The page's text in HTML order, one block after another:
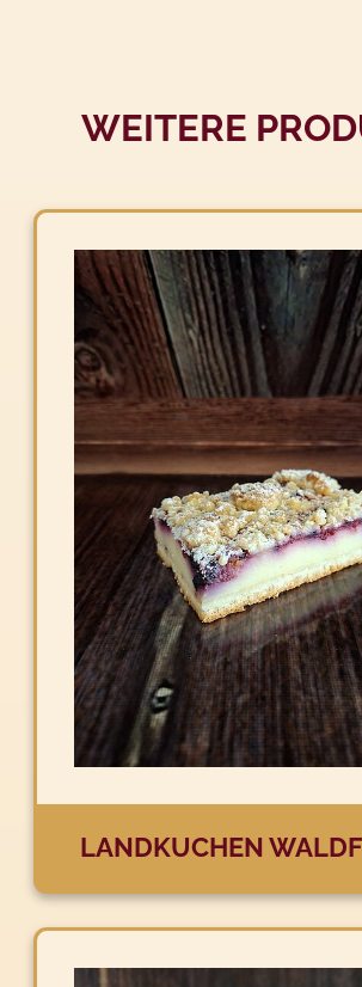
WEITERE
LANDKUCHEN